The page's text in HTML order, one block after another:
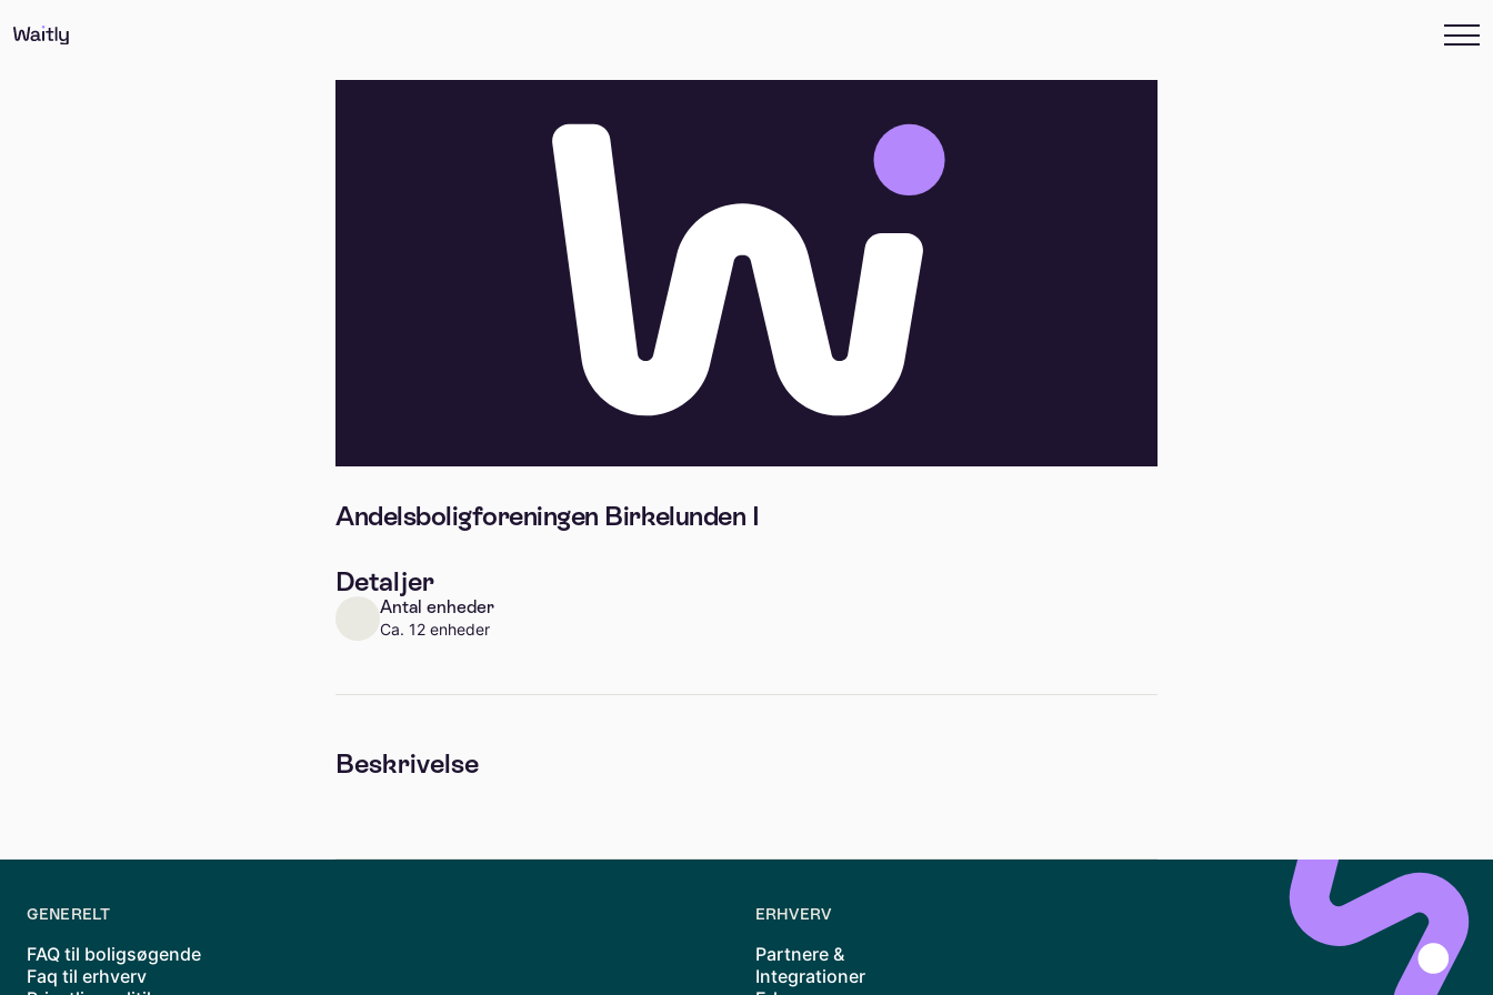
Andelsboligforeningen Birkelunden I
Detaljer
Antal enheder
Ca. 12 enheder
Beskrivelse
GENERELT
FAQ til boligsøgende
Faq til erhverv
ERHVERV
Partnere &
Integrationer